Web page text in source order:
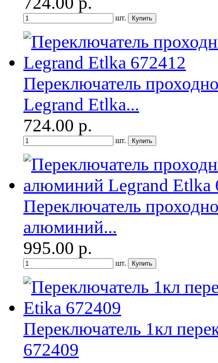
шт.
Переключатель
Legrand Etlka...
724.00 р.
шт.
Переключатель
алюминий...
995.00 р.
шт.
Переключатель 1кл
672409